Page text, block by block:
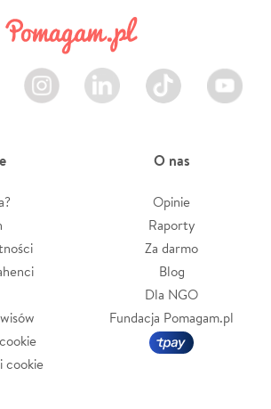
Instagram LinkedIn TikTok Youtube
cookie
O nas
Opinie
Raporty
Za darmo
Blog
Dla NGO
Fundacja Pomagam.pl